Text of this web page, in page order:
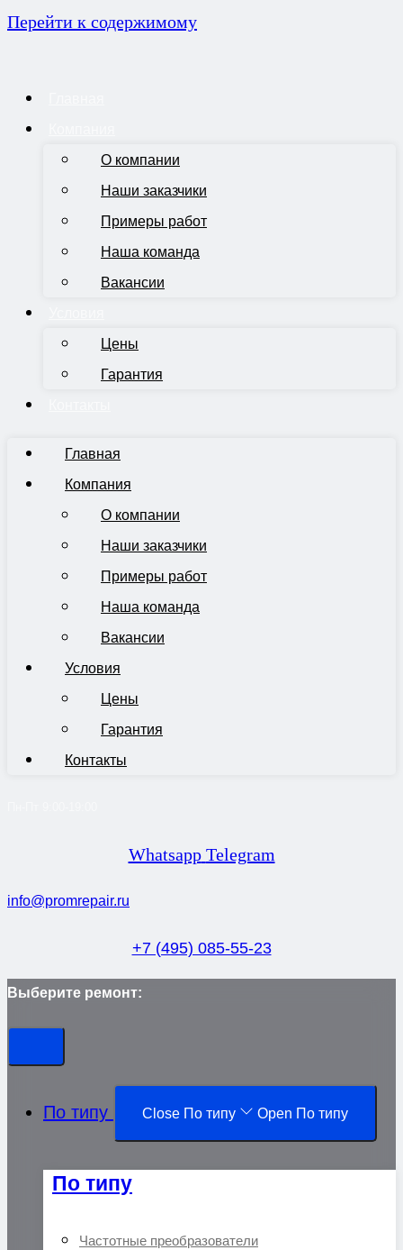
Перейти к содержимому
О компании
Наши заказчики
Примеры работ
Наша команда
Вакансии
Цены
Гарантия
Главная
Компания
О компании
Наши заказчики
Примеры работ
Наша команда
Вакансии
Условия
Цены
Гарантия
Контакты
Whatsapp Telegram
info@promrepair.ru
+7 (495) 085-55-23
Выберите ремонт:
По типу Close По типу Open По типу
По типу
Частотные преобразователи